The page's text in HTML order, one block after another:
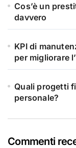
Cos’è un
davvero
KPI di
per migliorare
Quali progetti
personale?
Commenti